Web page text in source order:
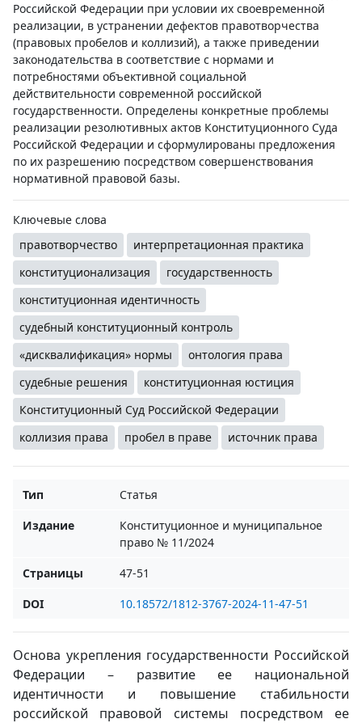
Российской Федерации при условии их своевременной
реализации, в устранении дефектов правотворчества
(правовых пробелов и коллизий), а также приведении
законодательства в соответствие с нормами и
потребностями объективной социальной
действительности современной российской
государственности. Определены конкретные проблемы
реализации резолютивных актов Конституционного Суда
Российской Федерации и сформулированы предложения
по их разрешению посредством совершенствования
нормативной правовой базы.
Ключевые слова
правотворчество
интерпретационная практика
конституционализация
государственность
конституционная идентичность
судебный конституционный контроль
«дисквалификация» нормы
онтология права
судебные решения
конституционная юстиция
Конституционный Суд Российской Федерации
коллизия права
пробел в праве источник права
Тип
Статья
Издание
Конституционное и муниципальное
право № 11/2024
Страницы
47-51
DOI
10.18572/1812-3767-2024-11-47-51
Основа укрепления государственности Российской
Федерации – развитие ее национальной
идентичности и повышение стабильности
российской правовой системы посредством ее